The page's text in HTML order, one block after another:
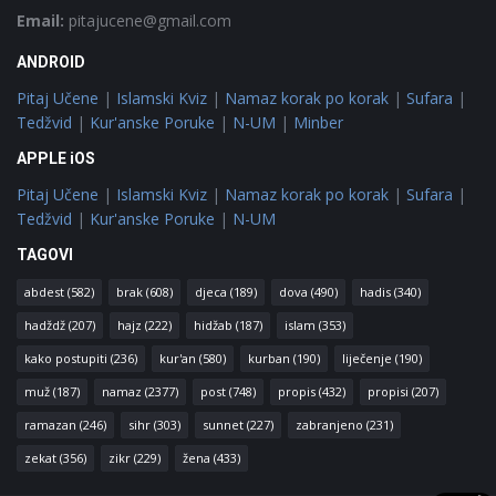
Email: pitajucene@gmail.com
ANDROID
Pitaj Učene | Islamski Kviz | Namaz korak po korak | Sufara |
Tedžvid | Kur'anske Poruke | N-UM | Minber
APPLE iOS
Pitaj Učene | Islamski Kviz | Namaz korak po korak | Sufara |
Tedžvid | Kur'anske Poruke | N-UM
TAGOVI
abdest (582) brak (608) djeca (189) dova (490) hadis (340)
hadždž (207) hajz (222) hidžab (187) islam (353)
kako postupiti (236) kur'an (580) kurban (190) liječenje (190)
muž (187) namaz (2377) post (748) propis (432) propisi (207)
ramazan (246) sihr (303) sunnet (227) zabranjeno (231)
zekat (356) zikr (229) žena (433)